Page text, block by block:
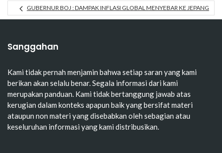
GUBERNUR BOJ : DAMPAK INFLASI GLOBAL MENYEBAR KE JEPANG
Sanggahan
Kami tidak pernah menjamin bahwa setiap saran yang kami
berikan akan selalu benar. Segala informasi dari kami
merupakan panduan. Kami tidak bertanggung jawab atas
kerugian dalam konteks apapun baik yang bersifat materi
ataupun non materi yang disebabkan oleh sebagian atau
keseluruhan informasi yang kami distribusikan.